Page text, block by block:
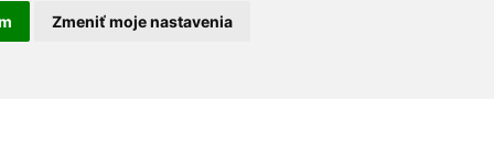
Zmeniť moje nastavenia